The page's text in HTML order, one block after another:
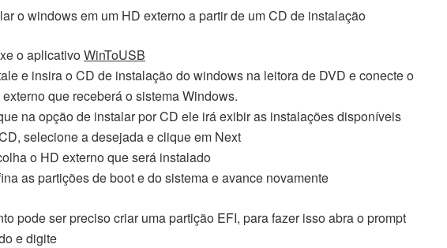
o windows em um HD externo a partir de um CD de instalação
o aplicativoWinToUSB
e insira o CD de instalação do windows na leitora de DVD e conecte o
que receberá o sistema Windows.
na opção de instalar por CD ele irá exibir as instalações disponíveis
selecione a desejada e clique em Next
o HD externo que será instalado
as partições de boot e do sistema e avance novamente
pode ser preciso criar uma partição EFI, para fazer isso abra o prompt
e digite